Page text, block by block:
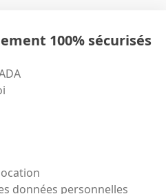
100% sécurisés
données personnelles